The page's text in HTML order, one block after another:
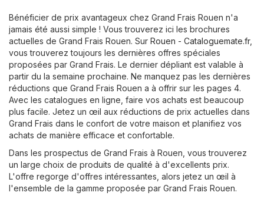
Bénéficier de prix avantageux chez Grand Frais Rouen n'a
jamais été aussi simple ! Vous trouverez ici les brochures
actuelles de Grand Frais Rouen. Sur Rouen - Cataloguemate.fr,
vous trouverez toujours les dernières offres spéciales
proposées par Grand Frais. Le dernier dépliant est valable à
partir du la semaine prochaine. Ne manquez pas les dernières
réductions que Grand Frais Rouen a à offrir sur les pages 4.
Avec les catalogues en ligne, faire vos achats est beaucoup
plus facile. Jetez un œil aux réductions de prix actuelles dans
Grand Frais dans le confort de votre maison et planifiez vos
achats de manière efficace et confortable.
Dans les prospectus de Grand Frais à Rouen, vous trouverez
un large choix de produits de qualité à d'excellents prix.
L'offre regorge d'offres intéressantes, alors jetez un œil à
l'ensemble de la gamme proposée par Grand Frais Rouen.